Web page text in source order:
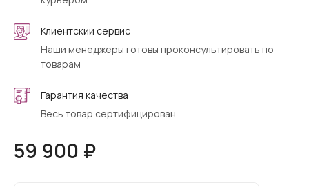
Клиентский сервис
Наши менеджеры готовы проконсультировать по
товарам
Гарантия качества
Весь товар сертифицирован
59 900 ₽